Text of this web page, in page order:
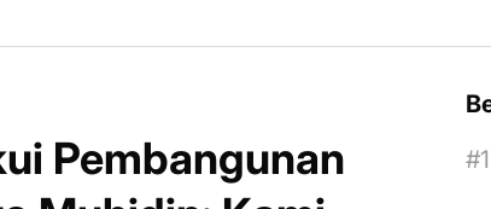
Pembangunan